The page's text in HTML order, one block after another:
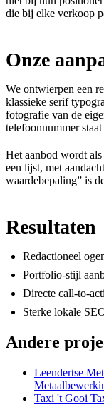
die bij elke verkoop
Onze
We ontwierpen een
klassieke serif
fotografie van de
telefoonnummer
Het aanbod wordt
een lijst, met
waardebepaling” is
Resultaten
Redactioneel
Portfolio-stijl
Directe call-to-
Sterke lokale
Andere
Leendertse
Taxi 't Gooi